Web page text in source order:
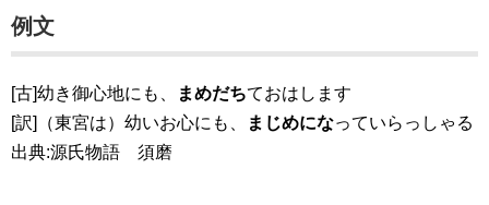
例文
[古]幼き御心地にも、 まめだちておはします
[訳]（東宮は）幼いお心にも、
まじめになっていらっしゃる
出典:源氏物語 須磨